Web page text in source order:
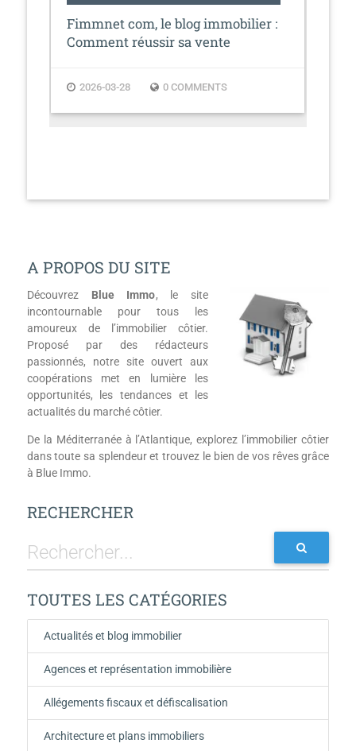
Fimmnet com, le blog immobilier :
Comment réussir sa vente
2026-03-28 0 COMMENTS
A PROPOS DU SITE
Découvrez Blue Immo, le site
incontournable pour tous les
amoureux de l’immobilier côtier.
Proposé par des rédacteurs
passionnés, notre site ouvert aux
coopérations met en lumière les
opportunités, les tendances et les
actualités du marché côtier.
De la Méditerranée à l’Atlantique, explorez l’immobilier côtier
dans toute sa splendeur et trouvez le bien de vos rêves grâce
à Blue Immo.
RECHERCHER
TOUTES LES CATÉGORIES
Actualités et blog immobilier
Agences et représentation immobilière
Allégements fiscaux et défiscalisation
Architecture et plans immobiliers